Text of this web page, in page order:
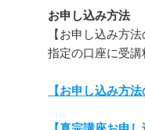
お申し込み方法
【お申し込み方
指定の口座に受講
【お申し込み方